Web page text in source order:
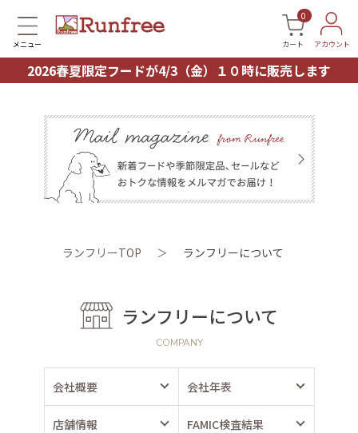
メニュー
0
カート アカウント
2026春夏限定フードが4/3（金）１０時に販売します
ランフリーTOP ＞ ランフリーについて
ランフリーについて
COMPANY
会社概要 会社年表
店舗情報 FAMIC検査結果